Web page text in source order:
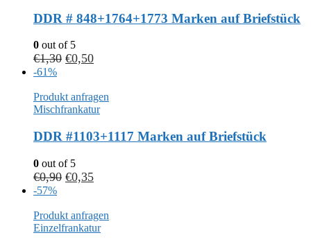
DDR # 848+1764+1773 Marken auf Briefstück
0 out of 5
€1,30 €0,50
-61%
Produkt anfragen
Mischfrankatur
DDR #1103+1117 Marken auf Briefstück
0 out of 5
€0,90 €0,35
-57%
Produkt anfragen
Einzelfrankatur